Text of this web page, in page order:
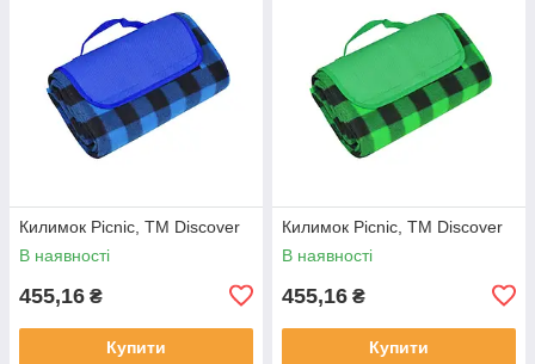
Килимок Picnic, TM Discover
В наявності
455,16 ₴
Купити
Килимок Picnic, TM Discover
В наявності
455,16 ₴
Купити